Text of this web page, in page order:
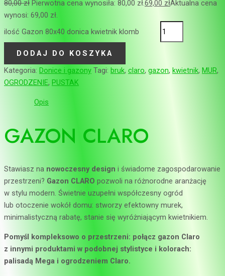
80,00zł Pierwotna cena wynosiła: 80,00 zł.69,00 złAktualna cena
wynosi: 69,00 zł.
ilość Gazon 80x40 donica kwietnik klomb
DODAJ DO KOSZYKA
Kategoria: Donice i gazony Tagi: bruk, claro, gazon, kwietnik, MUR,
OGRODZENIE, PUSTAK
Opis
GAZON CLARO
Stawiasz na nowoczesny design i świadome zagospodarowanie
przestrzeni? Gazon CLARO pozwoli na różnorodne aranżację
w stylu modern. Świetnie uzupełni współczesny ogród
lub otoczenie wokół domu: stworzy efektowny murek,
minimalistyczną rabatę, stanie się wyróżniającym kwietnikiem.
Pomyśl kompleksowo o przestrzeni: połącz gazon Claro
z innymi produktami w podobnej stylistyce i kolorach:
palisadą Mega i ogrodzeniem Claro.